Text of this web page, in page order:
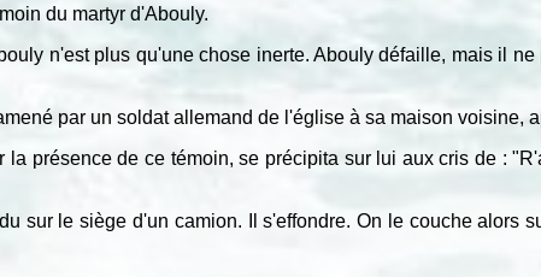
du martyr d'Abouly.
n'est plus qu'une chose inerte. Abouly défaille, mais il ne
par un soldat allemand de l'église à sa maison voisine,
la présence de ce témoin, se précipita sur lui aux cris de :
sur le siège d'un camion. Il s'effondre. On le couche alors